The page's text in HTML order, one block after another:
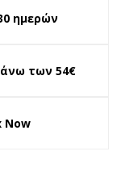
ημερών
των 54€
Now